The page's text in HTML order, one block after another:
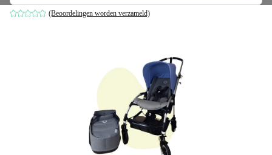
(Beoordelingen worden verzameld)